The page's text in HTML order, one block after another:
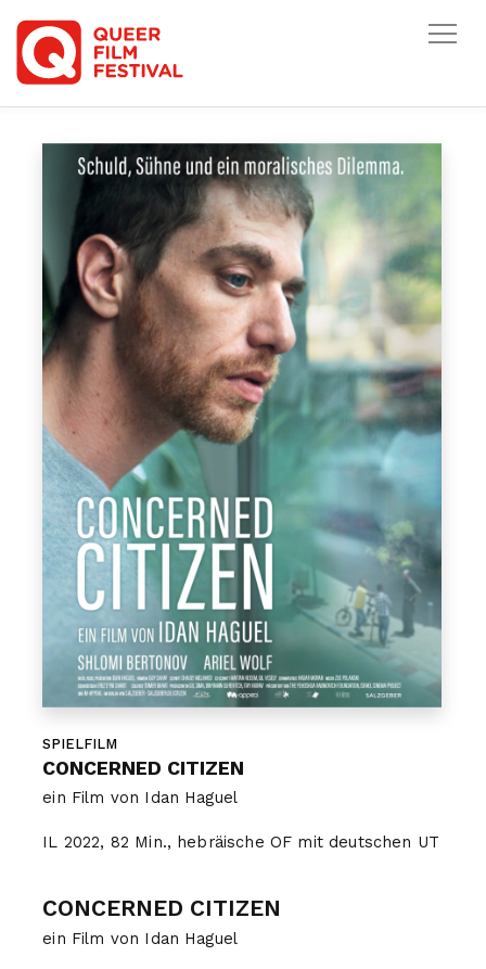
SPIELFILM
CONCERNED CITIZEN
ein Film von Idan Haguel
IL 2022, 82 Min., hebräische OF mit deutschen UT
CONCERNED CITIZEN
ein Film von Idan Haguel